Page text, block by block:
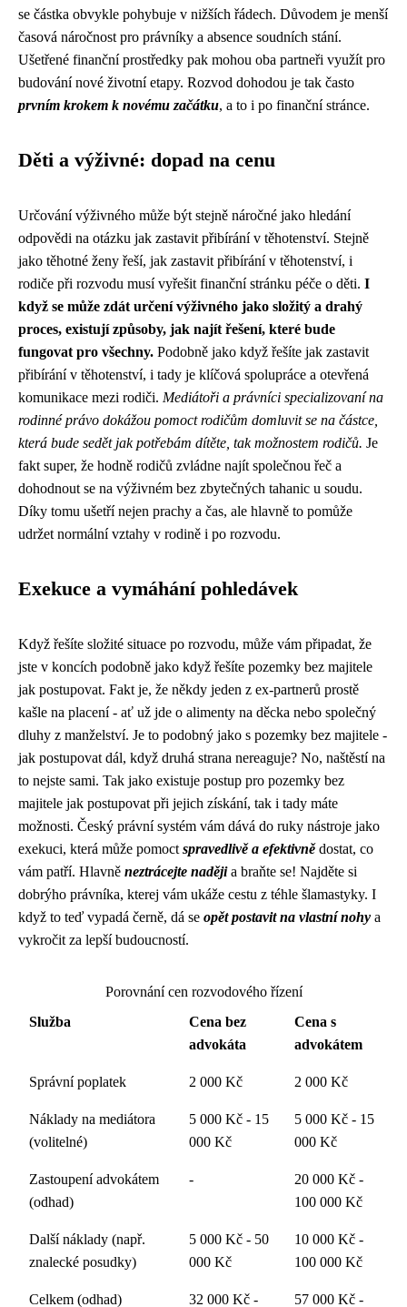
se částka obvykle pohybuje v nižších řádech. Důvodem je menší
časová náročnost pro právníky a absence soudních stání.
Ušetřené finanční prostředky pak mohou oba partneři využít pro
budování nové životní etapy. Rozvod dohodou je tak často
prvním krokem k novému začátku, a to i po finanční stránce.
Děti a výživné: dopad na cenu
Určování výživného může být stejně náročné jako hledání
odpovědi na otázku jak zastavit přibírání v těhotenství. Stejně
jako těhotné ženy řeší, jak zastavit přibírání v těhotenství, i
rodiče při rozvodu musí vyřešit finanční stránku péče o děti. I
když se může zdát určení výživného jako složitý a drahý
proces, existují způsoby, jak najít řešení, které bude
fungovat pro všechny. Podobně jako když řešíte jak zastavit
přibírání v těhotenství, i tady je klíčová spolupráce a otevřená
komunikace mezi rodiči. Mediátoři a právníci specializovaní na
rodinné právo dokážou pomoct rodičům domluvit se na částce,
která bude sedět jak potřebám dítěte, tak možnostem rodičů. Je
fakt super, že hodně rodičů zvládne najít společnou řeč a
dohodnout se na výživném bez zbytečných tahanic u soudu.
Díky tomu ušetří nejen prachy a čas, ale hlavně to pomůže
udržet normální vztahy v rodině i po rozvodu.
Exekuce a vymáhání pohledávek
Když řešíte složité situace po rozvodu, může vám připadat, že
jste v koncích podobně jako když řešíte pozemky bez majitele
jak postupovat. Fakt je, že někdy jeden z ex-partnerů prostě
kašle na placení - ať už jde o alimenty na děcka nebo společný
dluhy z manželství. Je to podobný jako s pozemky bez majitele -
jak postupovat dál, když druhá strana nereaguje? No, naštěstí na
to nejste sami. Tak jako existuje postup pro pozemky bez
majitele jak postupovat při jejich získání, tak i tady máte
možnosti. Český právní systém vám dává do ruky nástroje jako
exekuci, která může pomoct spravedlivě a efektivnědostat, co
vám patří. Hlavně neztrácejte nadějia braňte se! Najděte si
dobrýho právníka, kterej vám ukáže cestu z téhle šlamastyky. I
když to teď vypadá černě, dá se opět postavit na vlastní nohy a
vykročit za lepší budoucností.
Porovnání cen rozvodového řízení
Služba
Cena bez
advokáta
Cena s
advokátem
Správní poplatek 2 000 Kč 2 000 Kč
Náklady na mediátora
(volitelné)
5 000 Kč - 15
000 Kč
5 000 Kč - 15
000 Kč
Zastoupení advokátem
(odhad)
-
20 000 Kč -
100 000 Kč
Další náklady (např.
znalecké posudky)
5 000 Kč - 50
000 Kč
10 000 Kč -
100 000 Kč
Celkem (odhad) 32 000 Kč - 57 000 Kč -